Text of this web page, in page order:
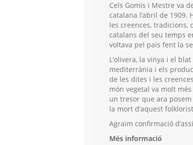
Cels Gomis i Mestre va
catalana l’abril de 1909.
les creences, tradicions,
catalans del seu temps
voltava pel país fent la
L’olivera, la vinya i el
mediterrània i els
de les dites i les
món vegetal va molt
un tresor que ara
la mort d’aquest
Agraïm confirmació
Més informació